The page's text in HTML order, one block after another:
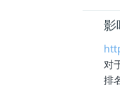
影
对
排